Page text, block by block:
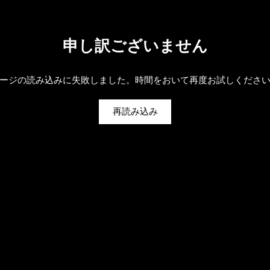
申し訳ございません
ジの読み込みに失敗しました。時間をおいて再度お試しくださ
再読み込み